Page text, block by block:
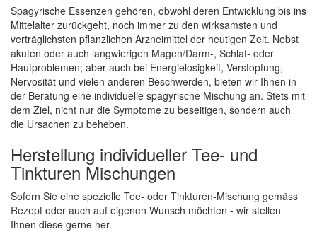
Spagyrische Essenzen gehören, obwohl deren Entwicklung bis ins
Mittelalter zurückgeht, noch immer zu den wirksamsten und
verträglichsten pflanzlichen Arzneimittel der heutigen Zeit. Nebst
akuten oder auch langwierigen Magen/Darm-, Schlaf- oder
Hautproblemen; aber auch bei Energielosigkeit, Verstopfung,
Nervosität und vielen anderen Beschwerden, bieten wir Ihnen in
der Beratung eine individuelle spagyrische Mischung an. Stets mit
dem Ziel, nicht nur die Symptome zu beseitigen, sondern auch
die Ursachen zu beheben.
Herstellung individueller Tee- und
Tinkturen Mischungen
Sofern Sie eine spezielle Tee- oder Tinkturen-Mischung gemäss
Rezept oder auch auf eigenen Wunsch möchten - wir stellen
Ihnen diese gerne her.